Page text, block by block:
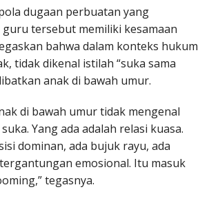
dugaan perbuatan yang
tersebut memiliki kesamaan
bahwa dalam konteks hukum
tidak dikenal istilah “suka sama
anak di bawah umur.
di bawah umur tidak mengenal
Yang ada adalah relasi kuasa.
dominan, ada bujuk rayu, ada
emosional. Itu masuk
tegasnya.